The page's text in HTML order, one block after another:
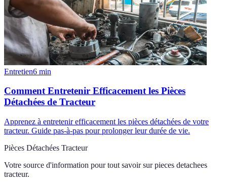
Entretien6 min
Comment Entretenir Efficacement les Pièces
Détachées de Tracteur
Apprenez à entretenir efficacement les pièces détachées de votre
tracteur. Guide pas-à-pas pour prolonger leur durée de vie.
Pièces Détachées Tracteur
Votre source d'information pour tout savoir sur pieces detachees
tracteur.